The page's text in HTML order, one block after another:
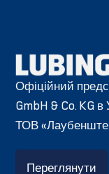
Офіційний
GmbH & Co. KG в
ТОВ
Переглянути